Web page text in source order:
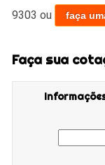
9303 ou faça
Faça sua